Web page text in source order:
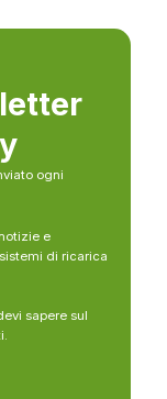
ogni
e
di ricarica
sapere sul